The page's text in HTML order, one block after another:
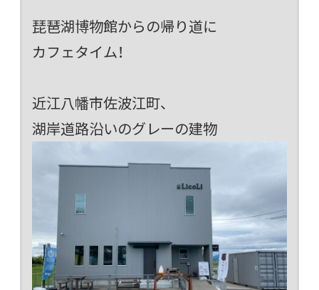
琵琶湖博物館からの帰り道に
カフェタイム！
近江八幡市佐波江町、
湖岸道路沿いのグレーの建物